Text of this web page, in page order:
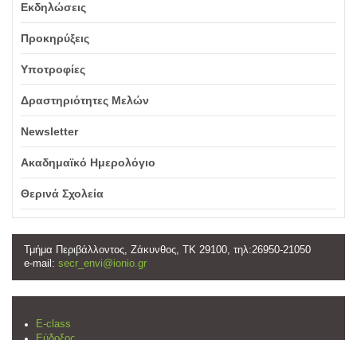
Εκδηλώσεις
Προκηρύξεις
Υποτροφίες
Δραστηριότητες Μελών
Newsletter
Ακαδημαϊκό Ημερολόγιο
Θερινά Σχολεία
Τμήμα Περιβάλλοντος, Ζάκυνθος, ΤΚ 29100, τηλ:26950-21050
e-mail: secr_envi@ionio.gr
E-class